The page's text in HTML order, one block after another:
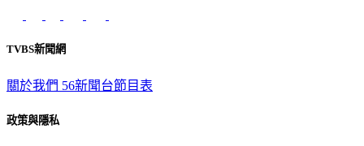
TVBS新聞網
關於我們 56新聞台節目表
政策與隱私